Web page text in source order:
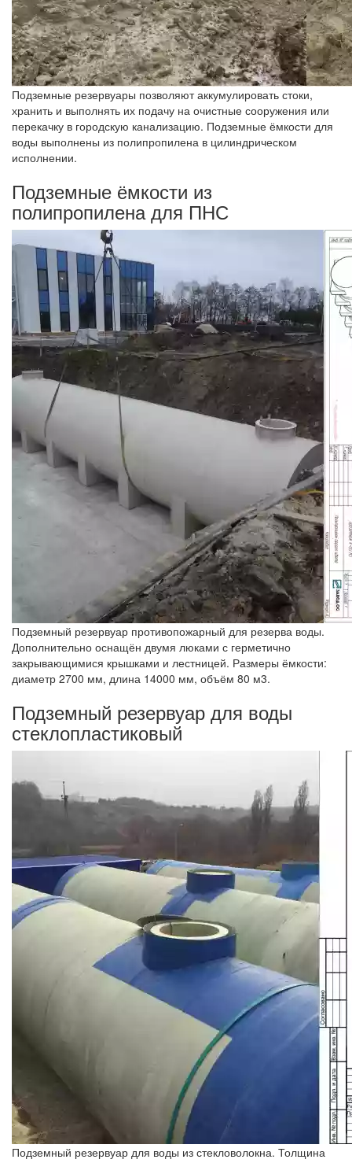
Подземные резервуары позволяют аккумулировать стоки,
хранить и выполнять их подачу на очистные сооружения или
перекачку в городскую канализацию. Подземные ёмкости для
воды выполнены из полипропилена в цилиндрическом
исполнении.
Подземные ёмкости из
полипропилена для ПНС
Подземный резервуар противопожарный для резерва воды.
Дополнительно оснащён двумя люками с герметично
закрывающимися крышками и лестницей. Размеры ёмкости:
диаметр 2700 мм, длина 14000 мм, объём 80 м3.
Подземный резервуар для воды
стеклопластиковый
Подземный резервуар для воды из стекловолокна. Толщина